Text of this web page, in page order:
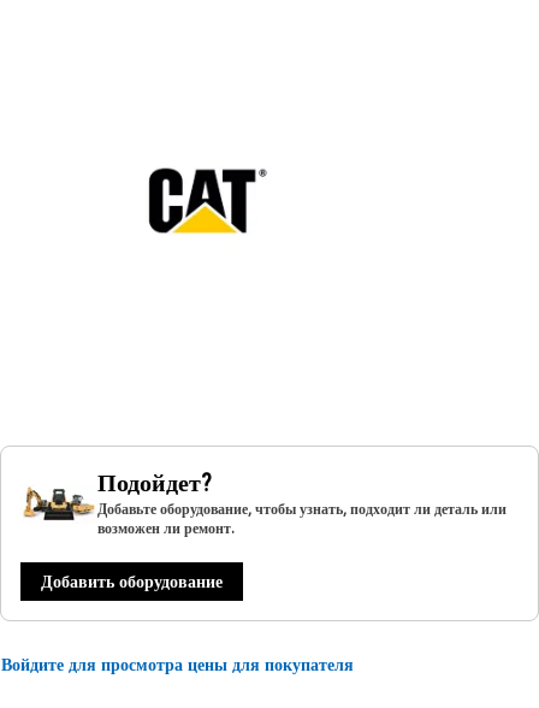
Подойдет?
Добавьте оборудование, чтобы узнать, подходит ли деталь или
возможен ли ремонт.
Добавить оборудование
Войдите для просмотра цены для покупателя